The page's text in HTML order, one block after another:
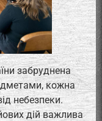
забруднена
кожна
небезпеки.
дій важлива